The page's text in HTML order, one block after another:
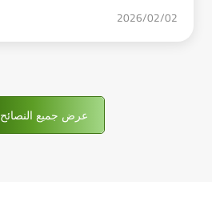
2026/02/02
عرض جميع النصائح